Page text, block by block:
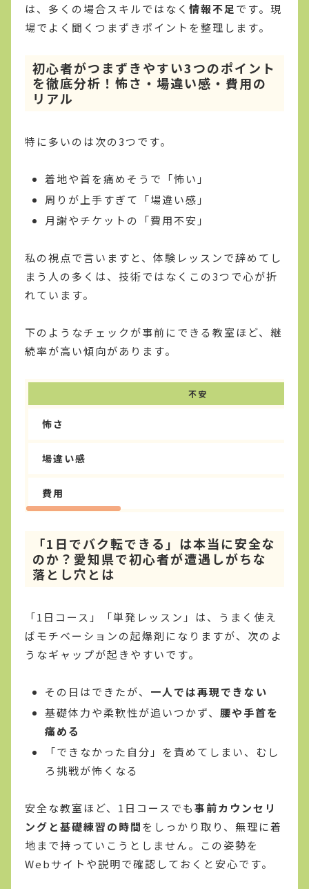
は、多くの場合スキルではなく 情報不足 です。現
場でよく聞くつまずきポイントを整理します。
初心者がつまずきやすい3つのポイント
を徹底分析！怖さ・場違い感・費用の
リアル
特に多いのは次の3つです。
着地や首を痛めそうで「怖い」
周りが上手すぎて「場違い感」
月謝やチケットの「費用不安」
私の視点で言いますと、体験レッスンで辞めてし
まう人の多くは、技術ではなくこの3つで心が折
れています。
下のようなチェックが事前にできる教室ほど、継
続率が高い傾向があります。
不安
怖さ
場違い感
費用
「1日でバク転できる」は本当に安全な
のか？愛知県で初心者が遭遇しがちな
落とし穴とは
「1日コース」「単発レッスン」は、うまく使え
ばモチベーションの起爆剤になりますが、次のよ
うなギャップが起きやすいです。
その日はできたが、 一人では再現できない
基礎体力や柔軟性が追いつかず、 腰や手首を
痛める
「できなかった自分」を責めてしまい、むし
ろ挑戦が怖くなる
安全な教室ほど、1日コースでも事前カウンセリ
ングと基礎練習の時間をしっかり取り、無理に着
地まで持っていこうとしません。この姿勢を
Webサイトや説明で確認しておくと安心です。